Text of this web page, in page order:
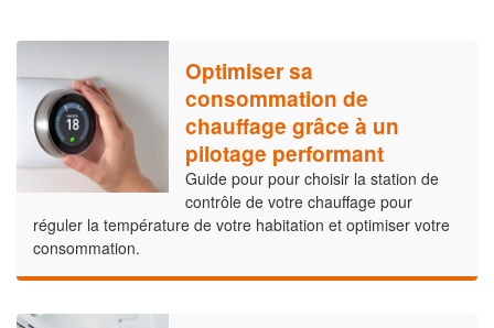
Optimiser sa
consommation de
chauffage grâce à un
pilotage performant
Guide pour pour choisir la station de
contrôle de votre chauffage pour
réguler la température de votre habitation et optimiser votre
consommation.